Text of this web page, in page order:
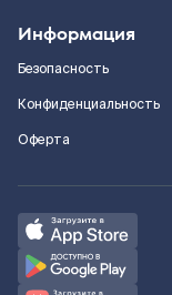
Информация
Безопасность
Конфиденциальность
Оферта